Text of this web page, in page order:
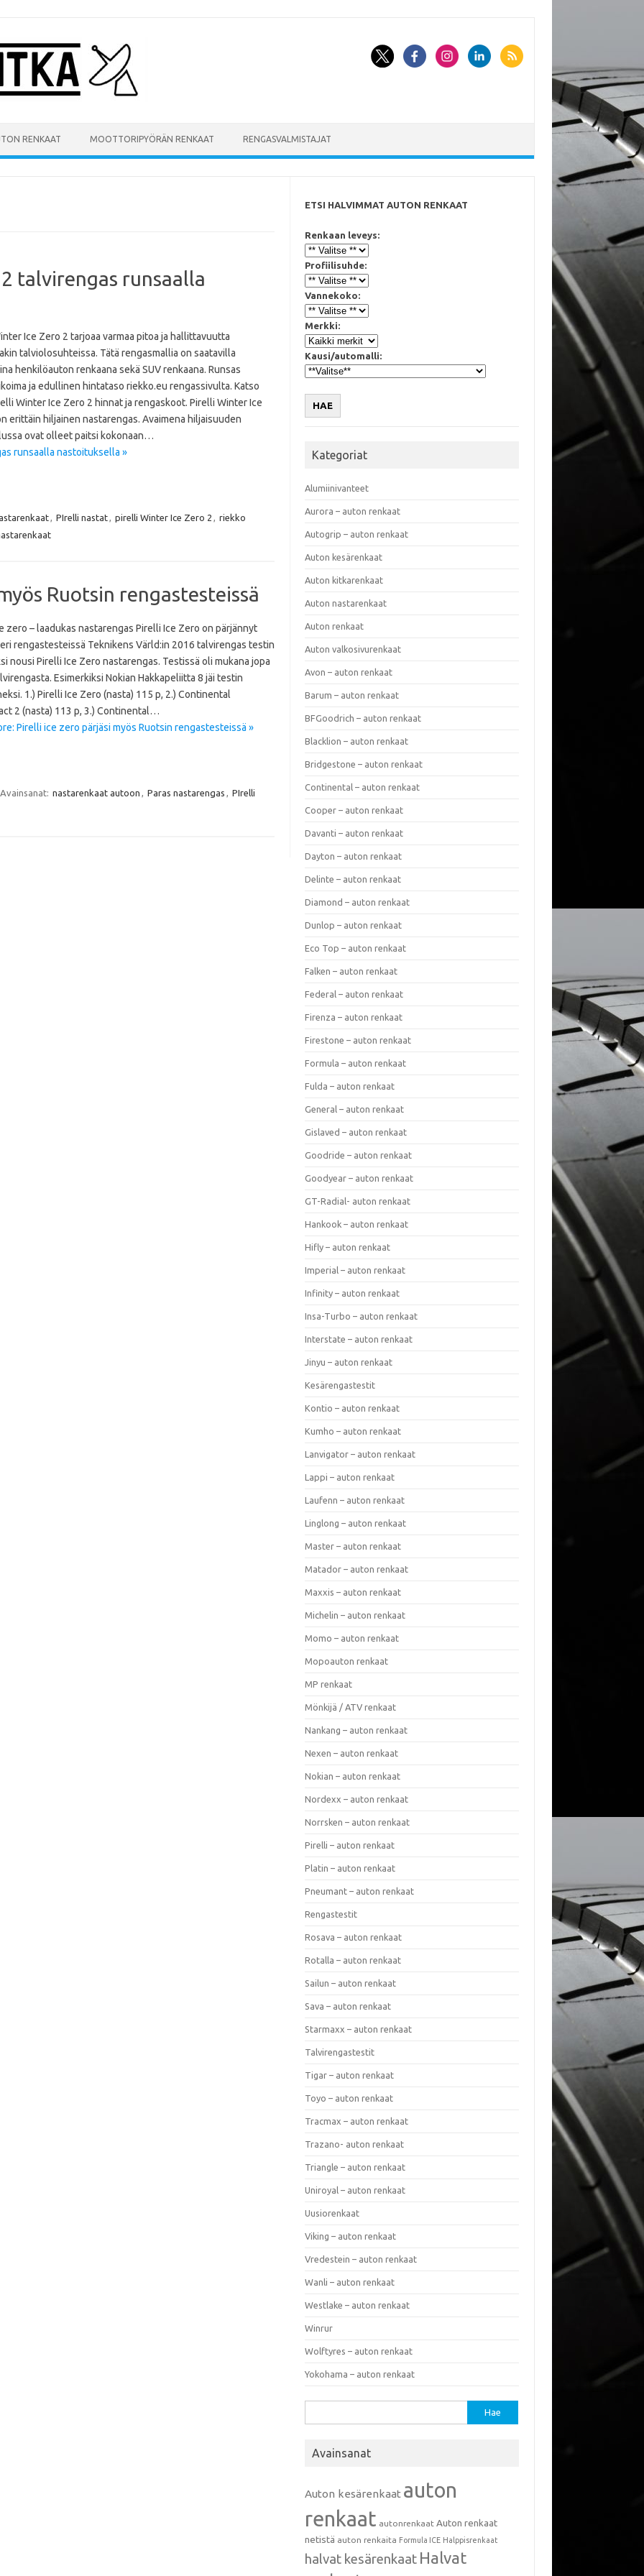
RENKAAT MOOTTORIPYÖRÄN RENKAAT RENGASVALMISTAJAT
talvirengas runsaalla
Ice Zero 2 tarjoaa varmaa pitoa ja hallittavuutta
talviolosuhteissa. Tätä rengasmallia on saatavilla
henkilöauton renkaana sekä SUV renkaana. Runsas
ja edullinen hintataso riekko.eu rengassivulta. Katso
Winter Ice Zero 2 hinnat ja rengaskoot. Pirelli Winter Ice
erittäin hiljainen nastarengas. Avaimena hiljaisuuden
ovat olleet paitsi kokonaan…
runsaalla nastoituksella »
, PIrelli nastat, pirelli Winter Ice Zero 2 , riekko
Ruotsin rengastesteissä
zero – laadukas nastarengas Pirelli Ice Zero on pärjännyt
rengastesteissä Teknikens Värld:in 2016 talvirengas testin
nousi Pirelli Ice Zero nastarengas. Testissä oli mukana jopa
Esimerkiksi Nokian Hakkapeliitta 8 jäi testin
1.) Pirelli Ice Zero (nasta) 115 p, 2.) Continental
2 (nasta) 113 p, 3.) Continental…
Pirelli ice zero pärjäsi myös Ruotsin rengastesteissä »
Avainsanat: nastarenkaat autoon , Paras nastarengas , PIrelli
ETSI HALVIMMAT AUTON RENKAAT
Renkaan leveys:
Profiilisuhde:
Vannekoko:
Merkki:
Kausi/automalli:
HAE
Kategoriat
Alumiinivanteet
Aurora – auton renkaat
Autogrip – auton renkaat
Auton kesärenkaat
Auton kitkarenkaat
Auton nastarenkaat
Auton renkaat
Auton valkosivurenkaat
Avon – auton renkaat
Barum – auton renkaat
BFGoodrich – auton renkaat
Blacklion – auton renkaat
Bridgestone – auton renkaat
Continental – auton renkaat
Cooper – auton renkaat
Davanti – auton renkaat
Dayton – auton renkaat
Delinte – auton renkaat
Diamond – auton renkaat
Dunlop – auton renkaat
Eco Top – auton renkaat
Falken – auton renkaat
Federal – auton renkaat
Firenza – auton renkaat
Firestone – auton renkaat
Formula – auton renkaat
Fulda – auton renkaat
General – auton renkaat
Gislaved – auton renkaat
Goodride – auton renkaat
Goodyear – auton renkaat
GT-Radial- auton renkaat
Hankook – auton renkaat
Hifly – auton renkaat
Imperial – auton renkaat
Infinity – auton renkaat
Insa-Turbo – auton renkaat
Interstate – auton renkaat
Jinyu – auton renkaat
Kesärengastestit
Kontio – auton renkaat
Kumho – auton renkaat
Lanvigator – auton renkaat
Lappi – auton renkaat
Laufenn – auton renkaat
Linglong – auton renkaat
Master – auton renkaat
Matador – auton renkaat
Maxxis – auton renkaat
Michelin – auton renkaat
Momo – auton renkaat
Mopoauton renkaat
MP renkaat
Mönkijä / ATV renkaat
Nankang – auton renkaat
Nexen – auton renkaat
Nokian – auton renkaat
Nordexx – auton renkaat
Norrsken – auton renkaat
Pirelli – auton renkaat
Platin – auton renkaat
Pneumant – auton renkaat
Rengastestit
Rosava – auton renkaat
Rotalla – auton renkaat
Sailun – auton renkaat
Sava – auton renkaat
Starmaxx – auton renkaat
Talvirengastestit
Tigar – auton renkaat
Toyo – auton renkaat
Tracmax – auton renkaat
Trazano- auton renkaat
Triangle – auton renkaat
Uniroyal – auton renkaat
Uusiorenkaat
Viking – auton renkaat
Vredestein – auton renkaat
Wanli – auton renkaat
Westlake – auton renkaat
Winrur
Wolftyres – auton renkaat
Yokohama – auton renkaat
Avainsanat
Auton kesärenkaat auton
renkaat autonrenkaat Auton renkaat
netistä auton renkaita Formula ICE Halppisrenkaat
halvat kesärenkaat Halvat